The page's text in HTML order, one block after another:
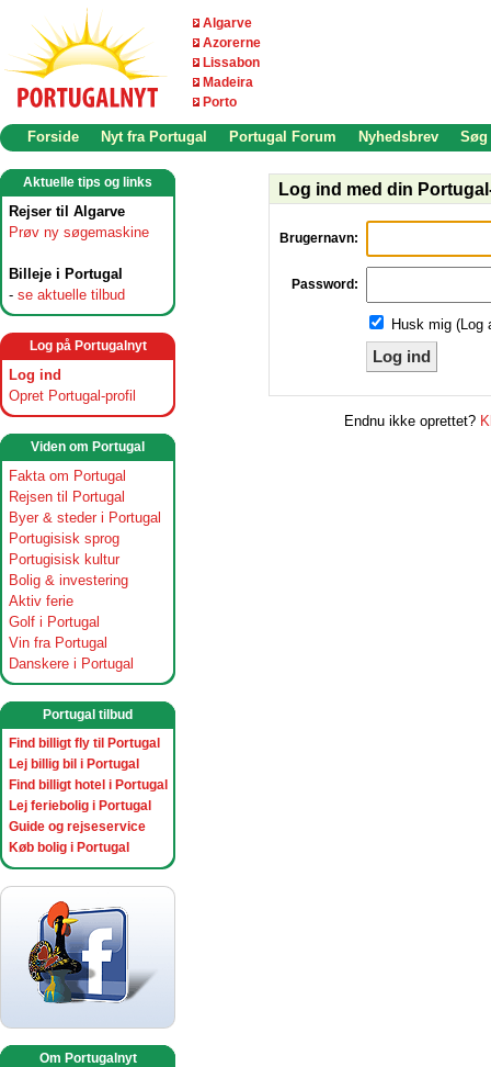
Algarve
Azorerne
Lissabon
Madeira
Porto
Forside Nyt fra Portugal Portugal Forum Nyhedsbrev Søg
Aktuelle tips og links
Rejser til Algarve
Prøv ny søgemaskine
Billeje i Portugal
- se aktuelle tilbud
Log på Portugalnyt
Log ind
Opret Portugal-profil
Viden om Portugal
Fakta om Portugal
Rejsen til Portugal
Byer & steder i Portugal
Portugisisk sprog
Portugisisk kultur
Bolig & investering
Aktiv ferie
Golf i Portugal
Vin fra Portugal
Danskere i Portugal
Portugal tilbud
Find billigt fly til Portugal
Lej billig bil i Portugal
Find billigt hotel i Portugal
Lej feriebolig i Portugal
Guide og rejseservice
Køb bolig i Portugal
Om Portugalnyt
Log ind med din
Brugernavn:
Password:
Husk mig (Log
Log ind
Endnu ikke oprettet?